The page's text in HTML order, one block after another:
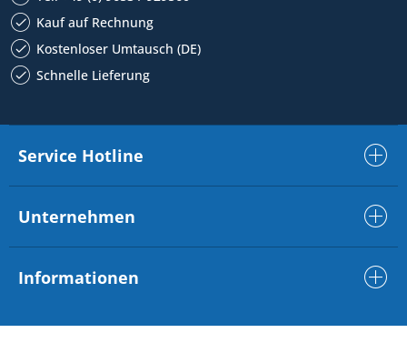
Kauf auf Rechnung
Kostenloser Umtausch (DE)
Schnelle Lieferung
Service Hotline
Unternehmen
Informationen